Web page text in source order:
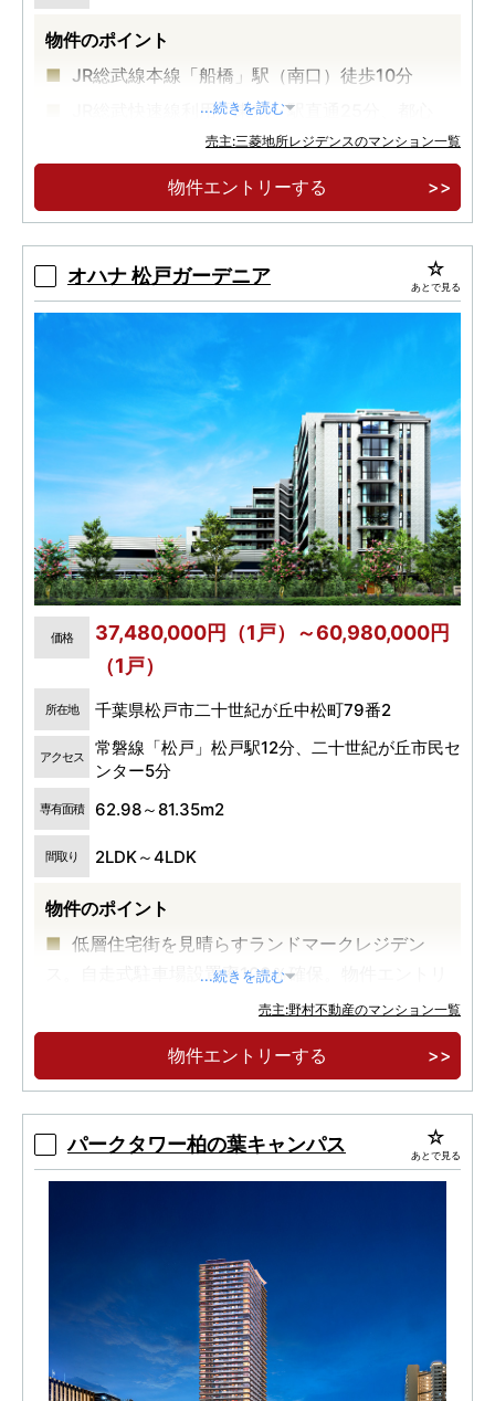
物件のポイント
JR総武線本線「船橋」駅（南口）徒歩10分
JR総武快速線利用「東京」駅直通25分、都心
の主要駅へダイレクトアクセス
来場予約受付中
...続きを読む
売主:三菱地所レジデンスのマンション一覧
物件エントリーする
オハナ 松戸ガーデニア あとで見る
価格
37,480,000円（1戸）～60,980,000円
（1戸）
所在地 千葉県松戸市二十世紀が丘中松町79番2
アクセス
常磐線「松戸」松戸駅12分、二十世紀が丘市民セ
ンター5分
専有面積 62.98～81.35m2
間取り 2LDK～4LDK
物件のポイント
低層住宅街を見晴らすランドマークレジデン
ス。自走式駐車場設置率100％確保。物件エントリ
...続きを読む
売主:野村不動産のマンション一覧
物件エントリーする
パークタワー柏の葉キャンパス あとで見る